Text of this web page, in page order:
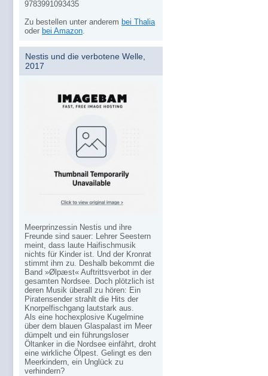
9783991093435
Zu bestellen unter anderem bei Thalia
oder bei Amazon.
Nestis und die verbotene Welle,
2017
Meerprinzessin Nestis und ihre
Freunde sind sauer: Lehrer Seestern
meint, dass laute Haifischmusik
nichts für Kinder ist. Und der Kronrat
stimmt ihm zu. Deshalb bekommt die
Band »Ølpæst« Auftrittsverbot in der
gesamten Nordsee. Doch plötzlich ist
deren Musik überall zu hören: Ein
Piratensender strahlt die Hits der
Knorpelfischgang lautstark aus.
Als eine hochexplosive Kugelmine
über dem blauen Glaspalast im Meer
dümpelt und ein führungsloser
Öltanker in die Nordsee einfährt, droht
eine wirkliche Ölpest. Gelingt es den
Meerkindern, ein Unglück zu
verhindern?